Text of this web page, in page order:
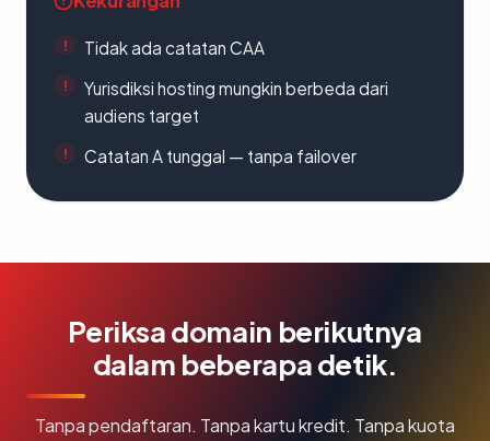
Tidak ada catatan CAA
Yurisdiksi hosting mungkin berbeda dari
audiens target
Catatan A tunggal — tanpa failover
Periksa domain berikutnya
dalam beberapa detik.
Tanpa pendaftaran. Tanpa kartu kredit. Tanpa kuota